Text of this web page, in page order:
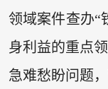
领域案件查办“
身利益的重点
急难愁盼问题